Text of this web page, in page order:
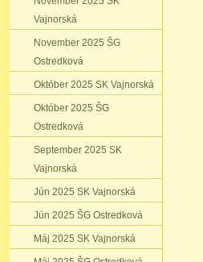
Vajnorská
November 2025 ŠG
Ostredková
Október 2025 SK Vajnorská
Október 2025 ŠG
Ostredková
September 2025 SK
Vajnorská
Jún 2025 SK Vajnorská
Jún 2025 ŠG Ostredková
Máj 2025 SK Vajnorská